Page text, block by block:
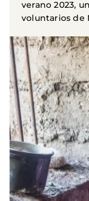
verano 2023,
voluntarios de